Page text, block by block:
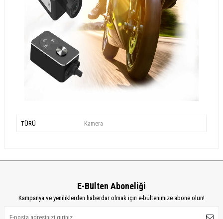
TÜRÜ Kamera
E-Bülten Aboneliği
Kampanya ve yeniliklerden haberdar olmak için e-bültenimize abone olun!